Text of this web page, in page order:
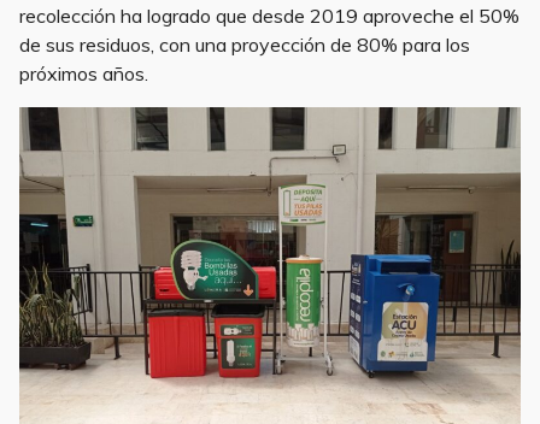
recolección ha logrado que desde 2019 aproveche el 50%
de sus residuos, con una proyección de 80% para los
próximos años.